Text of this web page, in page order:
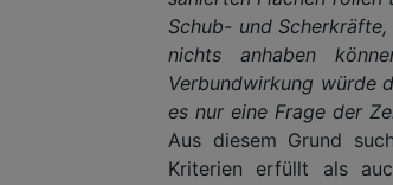
Schub- und
nichts anhaben
Verbundwirkung würde
es nur eine Frage der
Aus diesem Grund
Kriterien erfüllt als